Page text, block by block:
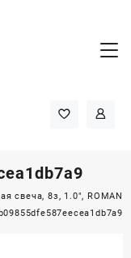
свеча, 8з, 1.0″, ROMAN